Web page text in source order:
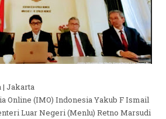
| Jakarta
Online (IMO) Indonesia Yakub F Ismail
Luar Negeri (Menlu) Retno Marsudi